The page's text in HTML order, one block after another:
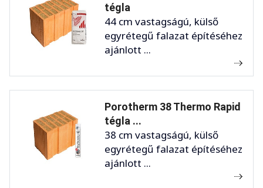
tégla
44 cm vastagságú, külső
egyrétegű falazat építéséhez
ajánlott ...
Porotherm 38 Thermo Rapid
tégla ...
38 cm vastagságú, külső
egyrétegű falazat építéséhez
ajánlott ...